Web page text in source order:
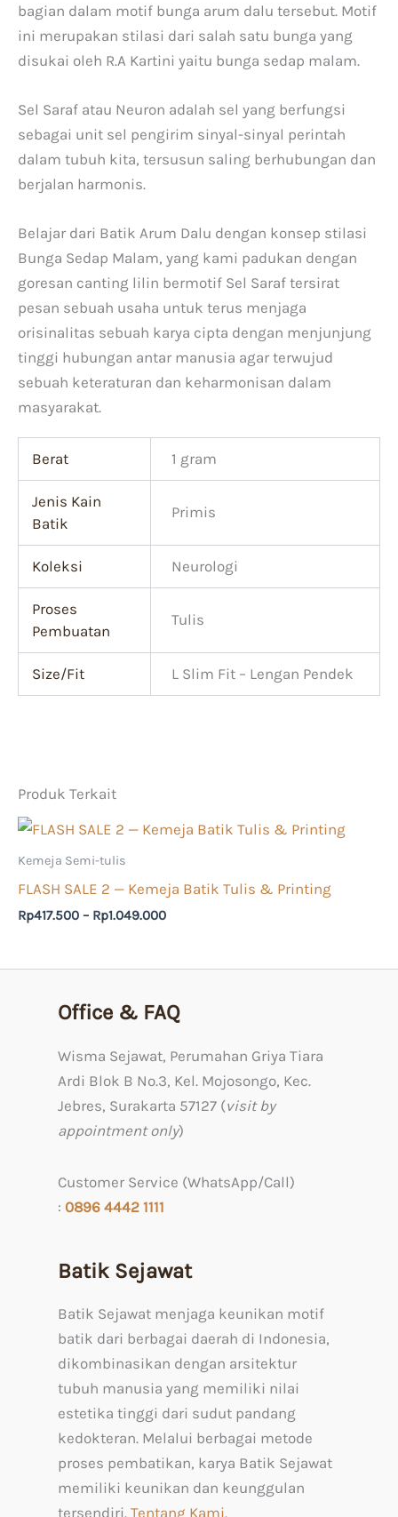
bagian dalam motif bunga arum dalu tersebut. Motif
ini merupakan stilasi dari salah satu bunga yang
disukai oleh R.A Kartini yaitu bunga sedap malam.
Sel Saraf atau Neuron adalah sel yang berfungsi
sebagai unit sel pengirim sinyal-sinyal perintah
dalam tubuh kita, tersusun saling berhubungan dan
berjalan harmonis.
Belajar dari Batik Arum Dalu dengan konsep stilasi
Bunga Sedap Malam, yang kami padukan dengan
goresan canting lilin bermotif Sel Saraf tersirat
pesan sebuah usaha untuk terus menjaga
orisinalitas sebuah karya cipta dengan menjunjung
tinggi hubungan antar manusia agar terwujud
sebuah keteraturan dan keharmonisan dalam
masyarakat.
Berat 1 gram
Jenis Kain
Batik
Primis
Koleksi Neurologi
Proses
Pembuatan
Tulis
Size/Fit L Slim Fit – Lengan Pendek
Produk Terkait
Kemeja Semi-tulis
FLASH SALE 2 — Kemeja Batik Tulis & Printing
Rp417.500 – Rp1.049.000
Rentang
harga:
Rp1.049.000
Office & FAQ
Wisma Sejawat, Perumahan Griya Tiara
Ardi Blok B No.3, Kel. Mojosongo, Kec.
Jebres, Surakarta 57127 (visit by
appointment only)
Customer Service (WhatsApp/Call)
: 0896 4442 1111
Batik Sejawat
Batik Sejawat menjaga keunikan motif
batik dari berbagai daerah di Indonesia,
dikombinasikan dengan arsitektur
tubuh manusia yang memiliki nilai
estetika tinggi dari sudut pandang
kedokteran. Melalui berbagai metode
proses pembatikan, karya Batik Sejawat
memiliki keunikan dan keunggulan
tersendiri. Tentang Kami.